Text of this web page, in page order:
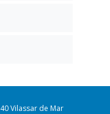
Vilassar de Mar